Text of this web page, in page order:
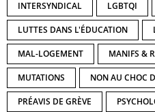
INTERSYNDICAL LGBTQI
LUTTES DANS L'ÉDUCATION
MAL-LOGEMENT MANIFS &
MUTATIONS NON AU CHOC
PRÉAVIS DE GRÈVE